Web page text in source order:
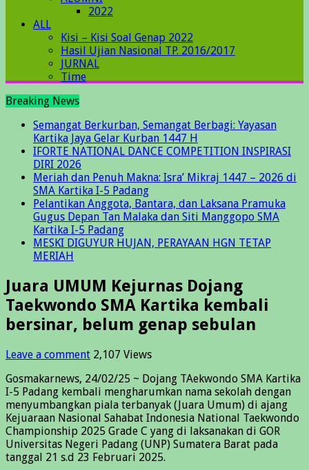
2022
ALL
Kisi – Kisi Soal Genap 2022
Hasil Ujian Nasional TP. 2016/2017
JURNAL
Time
Breaking News
Semangat Berkurban, Semangat Berbagi: Yayasan
Kartika Jaya Gelar Kurban 1447 H
IFORTE NATIONAL DANCE COMPETITION INSPIRASI
DIRI 2026
Meriah dan Penuh Makna: Isra’ Mikraj 1447 – 2026 di
SMA Kartika I-5 Padang
Pelantikan Anggota, Bantara, dan Laksana Pramuka
Gugus Depan Tan Malaka dan Siti Manggopo SMA
Kartika I-5 Padang
MESKI DIGUYUR HUJAN, PERAYAAN HGN TETAP
MERIAH
Juara UMUM Kejurnas Dojang
Taekwondo SMA Kartika kembali
bersinar, belum genap sebulan
Leave a comment 2,107 Views
Gosmakarnews, 24/02/25 ~ Dojang TAekwondo SMA Kartika
I-5 Padang kembali mengharumkan nama sekolah dengan
menyumbangkan piala terbanyak (Juara Umum) di ajang
Kejuaraan Nasional Sahabat Indonesia National Taekwondo
Championship 2025 Grade C yang di laksanakan di GOR
Universitas Negeri Padang (UNP) Sumatera Barat pada
tanggal 21 s.d 23 Februari 2025.